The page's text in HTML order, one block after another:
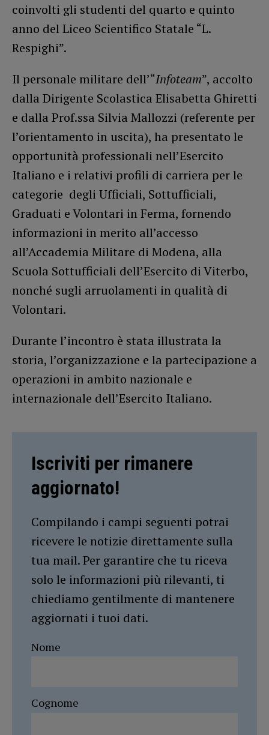
coinvolti gli studenti del quarto e quinto
anno del Liceo Scientifico Statale “L.
Respighi”.
Il personale militare dell’“Infoteam”, accolto
dalla Dirigente Scolastica Elisabetta Ghiretti
e dalla Prof.ssa Silvia Mallozzi (referente per
l’orientamento in uscita), ha presentato le
opportunità professionali nell’Esercito
Italiano e i relativi profili di carriera per le
categorie degli Ufficiali, Sottufficiali,
Graduati e Volontari in Ferma, fornendo
informazioni in merito all’accesso
all’Accademia Militare di Modena, alla
Scuola Sottufficiali dell’Esercito di Viterbo,
nonché sugli arruolamenti in qualità di
Volontari.
Durante l’incontro è stata illustrata la
storia, l’organizzazione e la partecipazione a
operazioni in ambito nazionale e
internazionale dell’Esercito Italiano.
Iscriviti per rimanere
aggiornato!
Compilando i campi seguenti potrai
ricevere le notizie direttamente sulla
tua mail. Per garantire che tu riceva
solo le informazioni più rilevanti, ti
chiediamo gentilmente di mantenere
aggiornati i tuoi dati.
Nome
Cognome